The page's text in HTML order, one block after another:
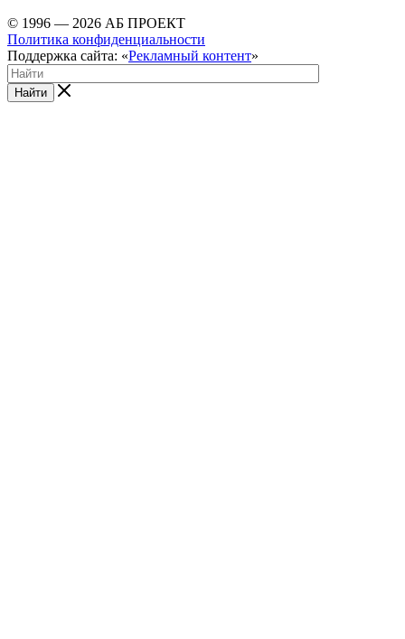
© 1996 — 2026 АБ ПРОЕКТ
Политика конфиденциальности
Поддержка сайта: «Рекламный контент»
Найти